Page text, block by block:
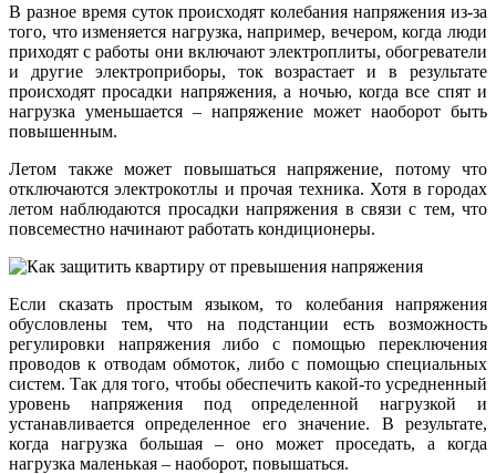
В разное время суток происходят колебания напряжения из-за
того, что изменяется нагрузка, например, вечером, когда люди
приходят с работы они включают электроплиты, обогреватели
и другие электроприборы, ток возрастает и в результате
происходят просадки напряжения, а ночью, когда все спят и
нагрузка уменьшается – напряжение может наоборот быть
повышенным.
Летом также может повышаться напряжение, потому что
отключаются электрокотлы и прочая техника. Хотя в городах
летом наблюдаются просадки напряжения в связи с тем, что
повсеместно начинают работать кондиционеры.
Если сказать простым языком, то колебания напряжения
обусловлены тем, что на подстанции есть возможность
регулировки напряжения либо с помощью переключения
проводов к отводам обмоток, либо с помощью специальных
систем. Так для того, чтобы обеспечить какой-то усредненный
уровень напряжения под определенной нагрузкой и
устанавливается определенное его значение. В результате,
когда нагрузка большая – оно может проседать, а когда
нагрузка маленькая – наоборот, повышаться.